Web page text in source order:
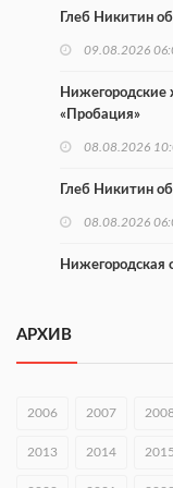
Глеб Никитин
09.08.2026
Нижегородские
«Пробация»
08.08.2026
Глеб Никитин
08.08.2026
Нижегородская
Концерт
инициативы
АРХИВ
2006 2007
2013 2014 2015